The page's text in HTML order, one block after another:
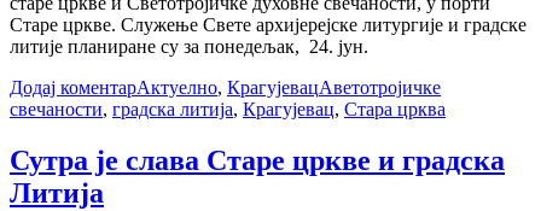
Старе цркве. Служење Свете архијерејске литургије и градске
литије планиране су за понедељак, 24. јун.
Додај коментарАктуелно, КрагујевацАветотројичке
свечаности, градска литија, Крагујевац, Стара црква
Сутра је слава Старе цркве и градска
Литија